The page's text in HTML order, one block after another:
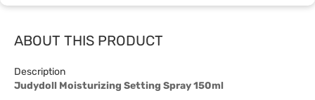
ABOUT THIS PRODUCT
Description
Judydoll Moisturizing Setting Spray 150ml